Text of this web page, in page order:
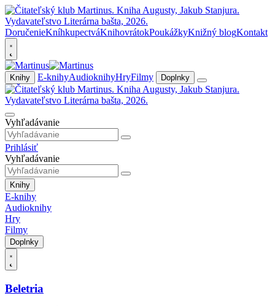
DoručenieKníhkupectváKnihovrátokPoukážkyKnižný blogKontakt
Knihy E-knihyAudioknihyHryFilmy Doplnky
Vyhľadávanie
Prihlásiť
Vyhľadávanie
Knihy
E-knihy
Audioknihy
Hry
Filmy
Doplnky
Beletria